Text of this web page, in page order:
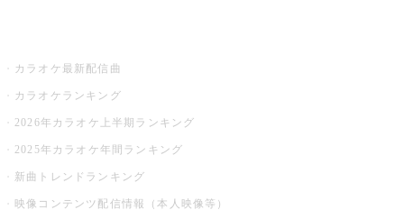
カラオケ最新配信曲
カラオケランキング
2026年カラオケ上半期ランキング
2025年カラオケ年間ランキング
新曲トレンドランキング
映像コンテンツ配信情報（本人映像等）